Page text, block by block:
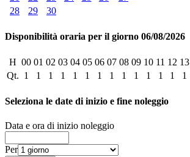
28
29 30
Disponibilità oraria per il giorno 06/08/2026
H 00 01 02 03 04 05 06 07 08 09 10 11 12 13
Qt. 1 1 1 1 1 1 1 1 1 1 1 1 1 1
Seleziona le date di inizio e fine noleggio
Data e ora di inizio noleggio
Per